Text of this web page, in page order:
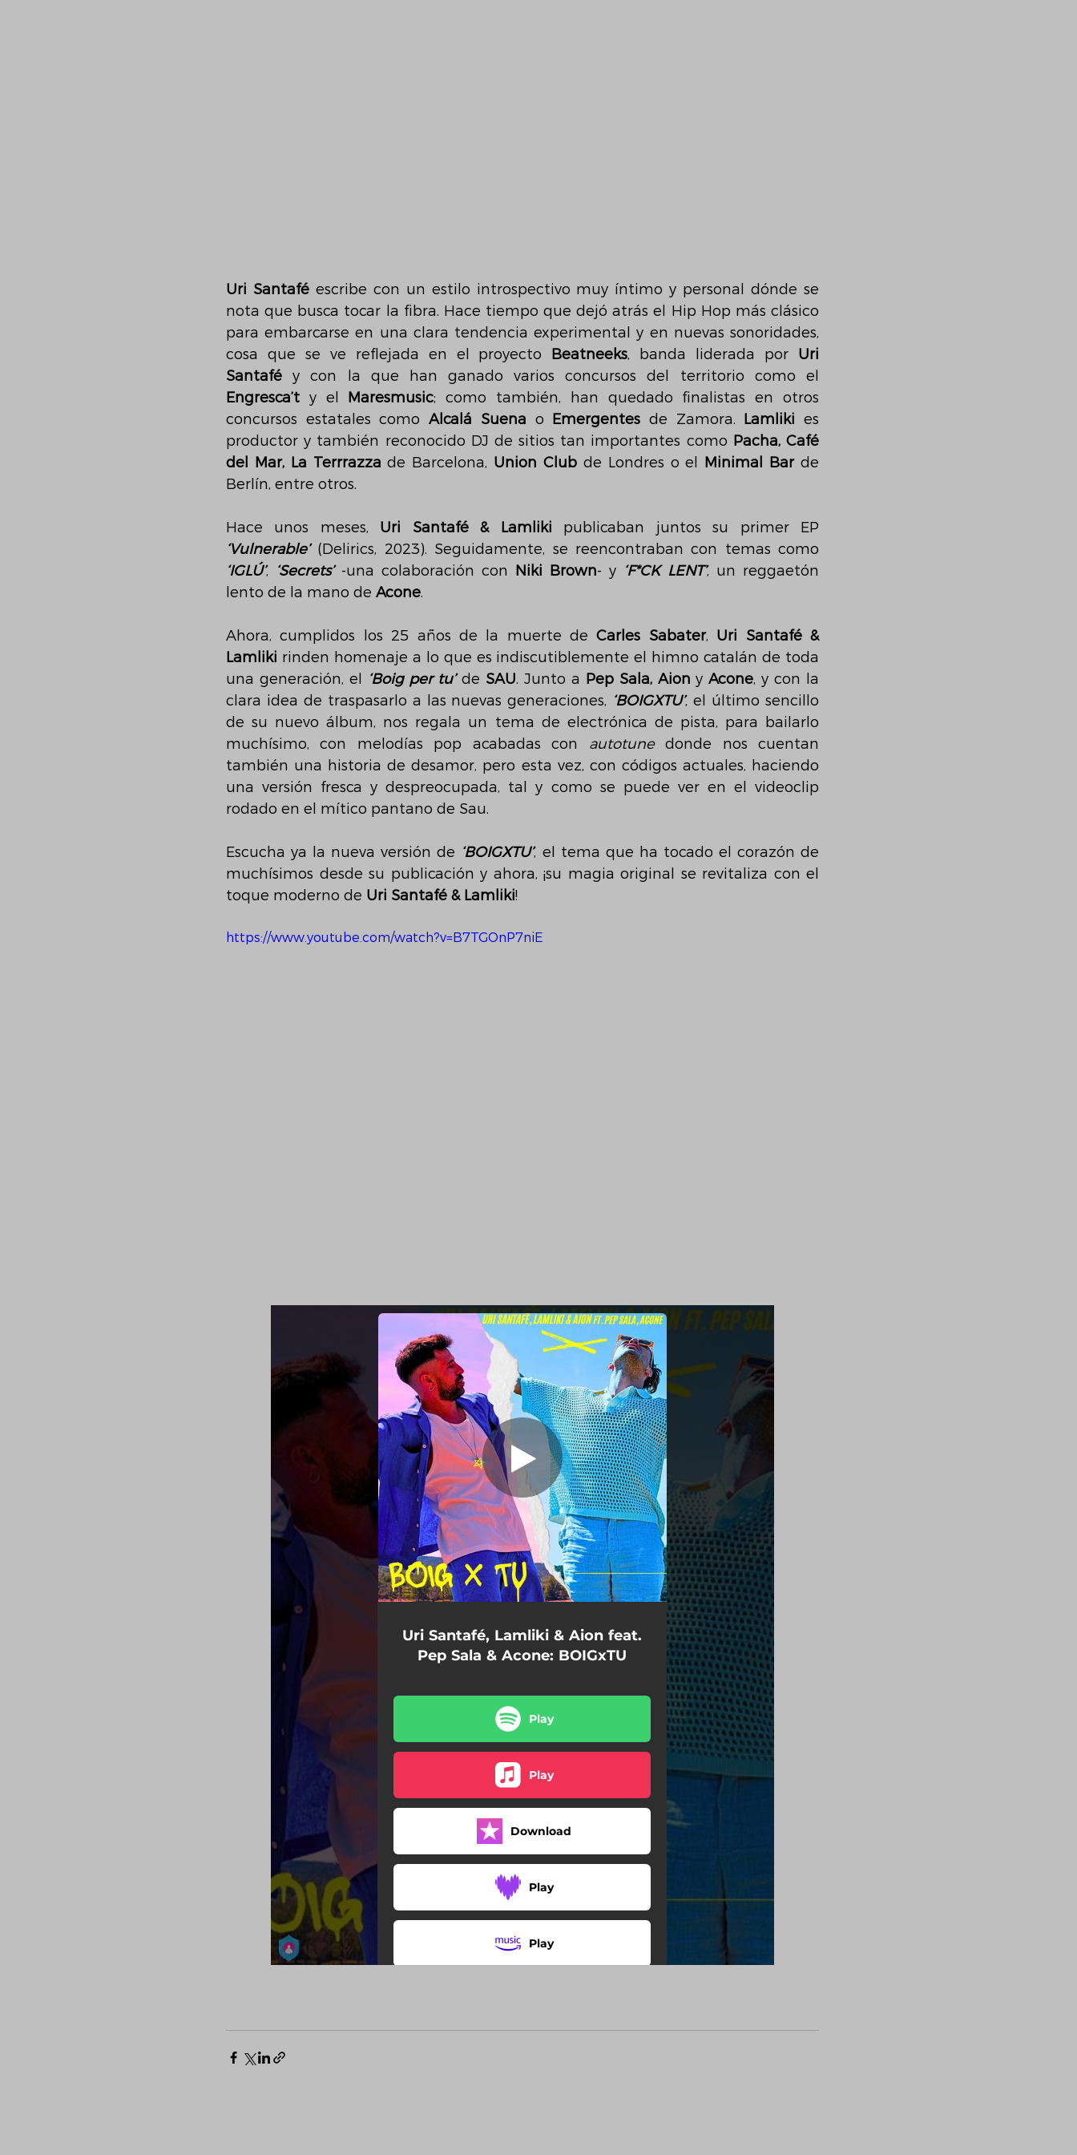
Uri Santafé escribe con un estilo introspectivo muy íntimo y personal dónde se
nota que busca tocar la fibra. Hace tiempo que dejó atrás el Hip Hop más clásico
para embarcarse en una clara tendencia experimental y en nuevas sonoridades,
cosa que se ve reflejada en el proyecto Beatneeks, banda liderada por Uri
Santafé
Engresca’t y el Maresmusic; como también, han quedado finalistas en otros
concursos estatales como Alcalá Suena o Emergentes de Zamora. Lamliki es
productor y también reconocido DJ de sitios tan importantes como Pacha, Café
del Mar, La Terrrazza de Barcelona, Union Club de Londres o el Minimal Bar de
Berlín, entre otros.
Hace unos meses, Uri Santafé & Lamliki
‘Vulnerable’
‘IGLÚ’, ‘Secrets’ -una colaboración con Niki Brown- y ‘F*CK LENT’, un reggaetón
lento de la mano de Acone.
Ahora, cumplidos los 25 años de la muerte de Carles Sabater, Uri Santafé &
Lamliki rinden homenaje a lo que es indiscutiblemente el himno catalán de toda
una generación, el
‘Boig per tu’ de SAU. Junto a Pep Sala, Aion y Acone, y con la
clara idea de traspasarlo a las nuevas generaciones, ‘BOIGXTU’, el último sencillo
de su nuevo álbum, nos regala un tema de electrónica de pista, para bailarlo
muchísimo, con melodías pop acabadas con autotune donde nos cuentan
también una historia de desamor, pero esta vez, con códigos actuales, haciendo
una versión fresca y despreocupada, tal y como se puede ver en el videoclip
rodado en el mítico pantano de Sau.
Escucha ya la nueva versión de ‘BOIGXTU’, el tema que ha tocado el corazón de
muchísimos desde su publicación y ahora, ¡su magia original se revitaliza con el
toque moderno de Uri Santafé & Lamliki!
https://www.youtube.com/watch?v=B7TGOnP7niE